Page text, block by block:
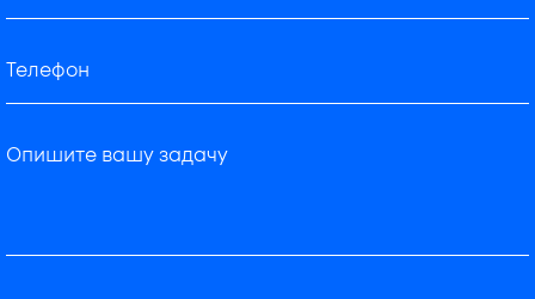
Телефон
Опишите вашу задачу